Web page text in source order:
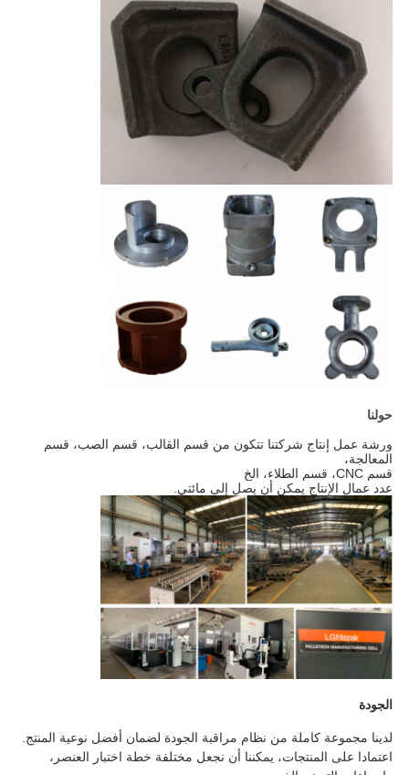
حولنا
ورشة عمل إنتاج شركتنا تتكون من قسم القالب، قسم الصب، قسم
المعالجة،
قسم CNC، قسم الطلاء، الخ
عدد عمال الإنتاج يمكن أن يصل إلى مائتي.
الجودة
لدينا مجموعة كاملة من نظام مراقبة الجودة لضمان أفضل نوعية المنتج.
اعتمادا على المنتجات، يمكننا أن نجعل مختلفة خطة اختبار العنصر،